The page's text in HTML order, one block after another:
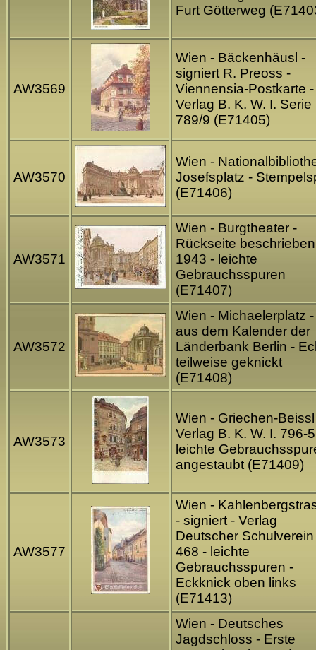
Furt Götterweg
AW3569
Wien - Bäckenhäusl -
signiert R. Preoss -
Viennensia-Postkarte -
Verlag B. K. W. I. Serie
789/9 (E71405)
AW3570
Wien -
Josefsplatz -
(E71406)
AW3571
Wien - Burgtheater -
Rückseite beschrieben
1943 - leichte
Gebrauchsspuren
(E71407)
AW3572
Wien - Michaelerplatz -
aus dem Kalender der
Länderbank Berlin -
teilweise geknickt
(E71408)
AW3573
Wien - Griechen-
Verlag B. K. W. I. 796-
leichte
angestaubt (E71409)
AW3577
Wien -
- signiert - Verlag
Deutscher Schulverein
468 - leichte
Gebrauchsspuren -
Eckknick oben links
(E71413)
Wien - Deutsches
Jagdschloss - Erste